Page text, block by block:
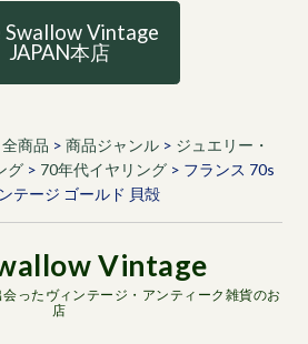
Swallow Vintage
JAPAN本店
全商品 > 商品ジャンル> ジュエリー・
グ> 70年代イヤリング> フランス 70s
テージ ゴールド 貝殻
ったヴィンテージ・アンティーク雑貨のお
店